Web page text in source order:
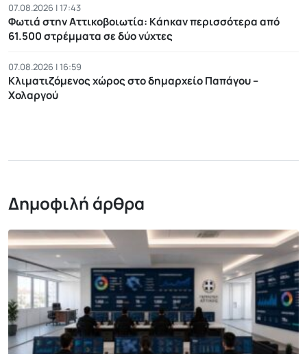
07.08.2026 | 17:43
Φωτιά στην Αττικοβοιωτία: Kάηκαν περισσότερα από
61.500 στρέμματα σε δύο νύχτες
07.08.2026 | 16:59
Κλιματιζόμενος χώρος στο δημαρχείο Παπάγου –
Χολαργού
Δημοφιλή άρθρα